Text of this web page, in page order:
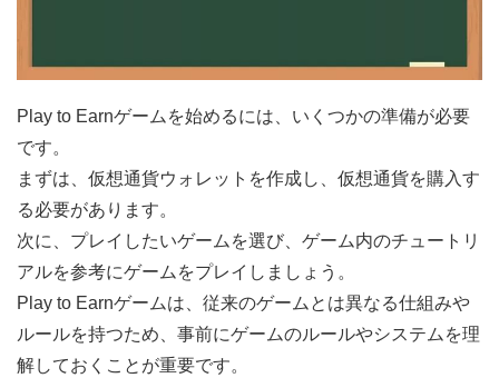
Play to Earnゲームを始めるには、いくつかの準備が必要
です。
まずは、仮想通貨ウォレットを作成し、仮想通貨を購入す
る必要があります。
次に、プレイしたいゲームを選び、ゲーム内のチュートリ
アルを参考にゲームをプレイしましょう。
Play to Earnゲームは、従来のゲームとは異なる仕組みや
ルールを持つため、事前にゲームのルールやシステムを理
解しておくことが重要です。